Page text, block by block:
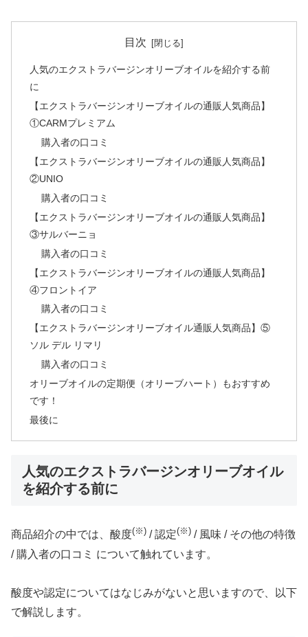
目次
人気のエクストラバージンオリーブオイルを紹介する前
に
【エクストラバージンオリーブオイルの通販人気商品】
①CARMプレミアム
購入者の口コミ
【エクストラバージンオリーブオイルの通販人気商品】
②UNIO
購入者の口コミ
【エクストラバージンオリーブオイルの通販人気商品】
③サルバーニョ
購入者の口コミ
【エクストラバージンオリーブオイルの通販人気商品】
④フロントイア
購入者の口コミ
【エクストラバージンオリーブオイル通販人気商品】⑤
ソル デル リマリ
購入者の口コミ
オリーブオイルの定期便（オリーブハート）もおすすめ
です！
最後に
人気のエクストラバージンオリーブオイル
を紹介する前に
商品紹介の中では、酸度(※) / 認定(※) / 風味 / その他の特徴
/ 購入者の口コミ について触れています。
酸度や認定についてはなじみがないと思いますので、以下
で解説します。